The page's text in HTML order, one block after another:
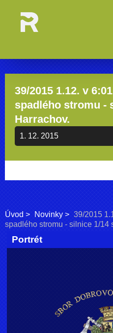
39/2015 1.12. v
spadlého stromu -
Harrachov.
1. 12. 2015
Úvod Novinky
39/2015
spadlého stromu - silnice 1/14
Portrét